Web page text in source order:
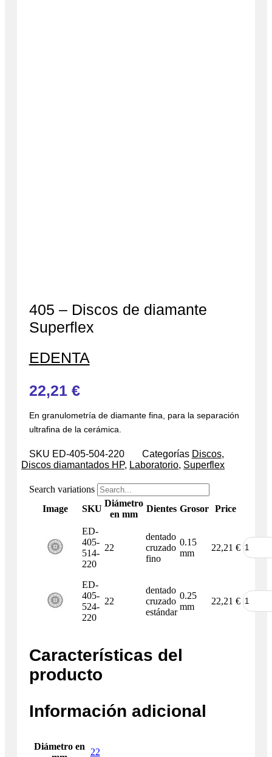
405 – Discos de diamante
Superflex
EDENTA
22,21 €
En granulometría de diamante fina, para la separación
ultrafina de la cerámica.
SKU ED-405-504-220 Categorías Discos,
Discos diamantados HP, Laboratorio, Superflex
Search variations
Image
SKU
Diámetro
en mm
Dientes Grosor Price
ED-
405-
514-
220
22
dentado
cruzado
fino
0.15
mm
22,21 €
ED-
405-
524-
220
22
dentado
cruzado
estándar
0.25
mm
22,21 €
Características del
producto
Información adicional
Diámetro en
22